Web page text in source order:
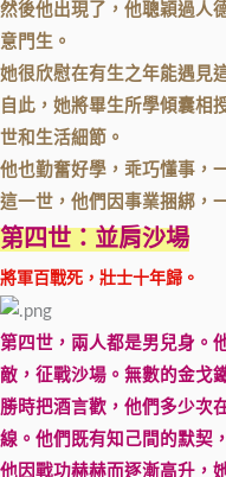
然後他出現了，他聰穎過人
意門生。
她很欣慰在有生之年能遇見
自此，她將畢生所學傾囊相
世和生活細節。
他也勤奮好學，乖巧懂事，
這一世，他們因事業捆綁，
第四世：並肩沙場
將軍百戰死，壯士十年歸。
第四世，兩人都是男兒身。
敵，征戰沙場。無數的金戈
勝時把酒言歡，他們多少次
線。他們既有知己間的默契
他因戰功赫赫而逐漸高升，